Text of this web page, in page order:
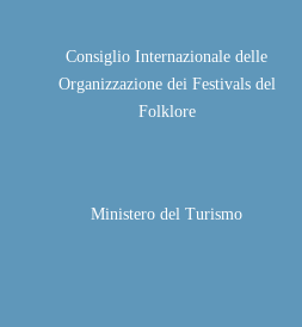
Consiglio Internazionale delle
Organizzazione dei Festivals del
Folklore
Ministero del Turismo